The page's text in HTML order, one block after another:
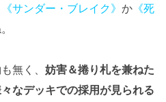
《サンダー・ブレイク》 か 《死
無く、 妨害＆捲り札を兼ねた
なデッキでの採用が見られる